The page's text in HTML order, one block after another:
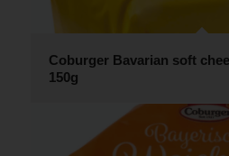
Coburger Bavarian soft
150g